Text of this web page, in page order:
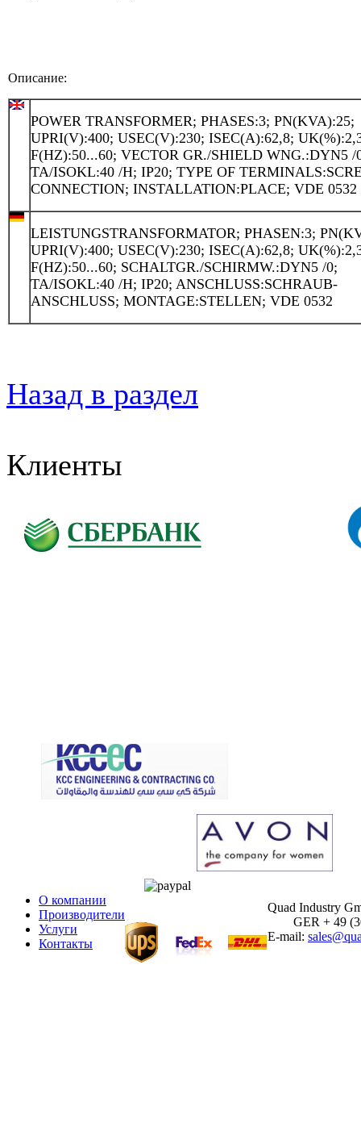
Описание:
POWER TRANSFORMER; PHASES:3; PN(KVA):25;
UPRI(V):400; USEC(V):230; ISEC(A):62,8;
F(HZ):50...60; VECTOR GR./SHIELD WNG.:DYN5 /
TA/ISOKL:40 /H; IP20; TYPE OF
CONNECTION; INSTALLATION:PLACE; VDE 0532
LEISTUNGSTRANSFORMATOR; PHASEN:3;
UPRI(V):400; USEC(V):230; ISEC(A):62,8;
F(HZ):50...60; SCHALTGR./SCHIRMW.:DYN5 /0;
TA/ISOKL:40 /H; IP20; ANSCHLUSS:SCHRAUB-
ANSCHLUSS; MONTAGE:STELLEN; VDE 0532
Назад в раздел
Клиенты
О компании
Производители
Услуги
Контакты
Quad Industry
GER + 49
E-mail: